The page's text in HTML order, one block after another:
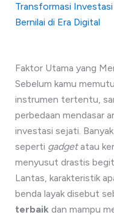
Transformasi
Bernilai di Era Digital
Faktor Utama yang
Sebelum kamu
instrumen tertentu,
perbedaan mendasar
investasi sejati.
seperti gadgetatau
menyusut drastis
Lantas, karakteristik
benda layak disebut
terbaikdan mampu